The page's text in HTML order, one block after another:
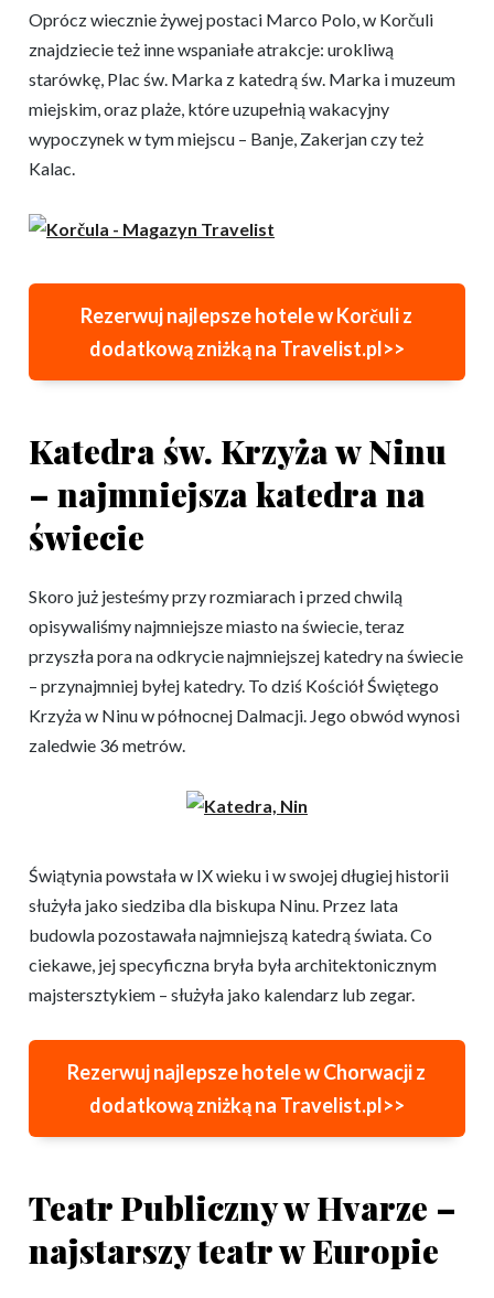
Oprócz wiecznie żywej postaci Marco Polo, w Korčuli
znajdziecie też inne wspaniałe atrakcje: urokliwą
starówkę, Plac św. Marka z katedrą św. Marka i muzeum
miejskim, oraz plaże, które uzupełnią wakacyjny
wypoczynek w tym miejscu – Banje, Zakerjan czy też
Kalac.
Rezerwuj najlepsze hotele w Korčuli z
dodatkową zniżką na Travelist.pl>>
Katedra św. Krzyża w Ninu
– najmniejsza katedra na
świecie
Skoro już jesteśmy przy rozmiarach i przed chwilą
opisywaliśmy najmniejsze miasto na świecie, teraz
przyszła pora na odkrycie najmniejszej katedry na świecie
– przynajmniej byłej katedry. To dziś Kościół Świętego
Krzyża w Ninu w północnej Dalmacji. Jego obwód wynosi
zaledwie 36 metrów.
Świątynia powstała w IX wieku i w swojej długiej historii
służyła jako siedziba dla biskupa Ninu. Przez lata
budowla pozostawała najmniejszą katedrą świata. Co
ciekawe, jej specyficzna bryła była architektonicznym
majstersztykiem – służyła jako kalendarz lub zegar.
Rezerwuj najlepsze hotele w Chorwacji z
dodatkową zniżką na Travelist.pl>>
Teatr Publiczny w Hvarze –
najstarszy teatr w Europie